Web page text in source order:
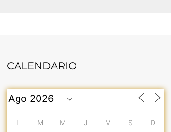
CALENDARIO
L M M J V S D